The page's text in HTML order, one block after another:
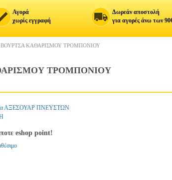
Αγορά
χωρίς εγγραφή
Δωρεάν αποστολή
για αγορές άνω των
ΒΟΥΡΤΣΑ ΚΑΘΑΡΙΣΜΟΥ ΤΡΟΜΠΟΝΙΟΥ
ΤΡΟΜΠΟΝΙΟΥ
ΑΞΕΣΟΥΑΡ ΠΝΕΥΣΤΩΝ
eshop point!